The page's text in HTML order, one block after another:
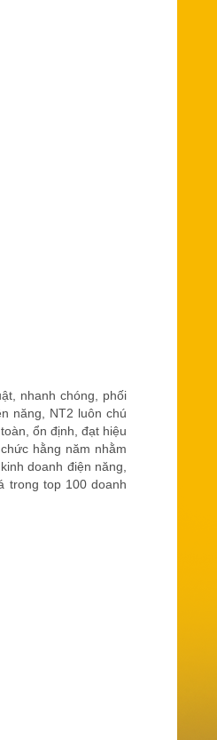
nhanh chóng, phối
năng, NT2 luôn chú
ổn định, đạt hiệu
hằng năm nhằm
doanh điện năng,
trong top 100 doanh